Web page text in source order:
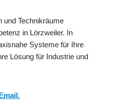
und Technikräume
in Lörzweiler. In
Systeme für Ihre
Lösung für Industrie und